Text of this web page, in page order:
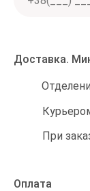
Доставка.
При
Оплата